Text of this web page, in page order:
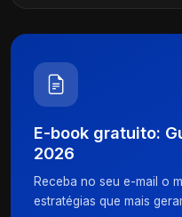
E-book gratuito:
2026
Receba no seu e-mail o
estratégias que mais